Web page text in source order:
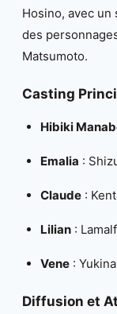
Hosino, avec un
des
Matsumoto.
Casting
Hibiki
Emalia :
Claude:
Lilian:
Vene:
Diffusion et